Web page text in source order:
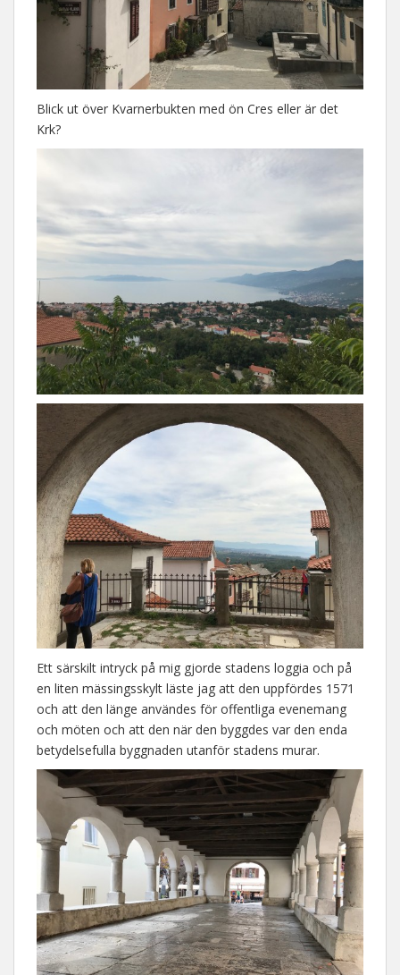
Blick ut över Kvarnerbukten med ön Cres eller är det
Krk?
Ett särskilt intryck på mig gjorde stadens loggia och på
en liten mässingsskylt läste jag att den uppfördes 1571
och att den länge användes för offentliga evenemang
och möten och att den när den byggdes var den enda
betydelsefulla byggnaden utanför stadens murar.